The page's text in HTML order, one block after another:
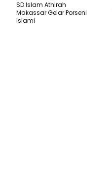
SD Islam Athirah
Makassar Gelar Porseni
Islami